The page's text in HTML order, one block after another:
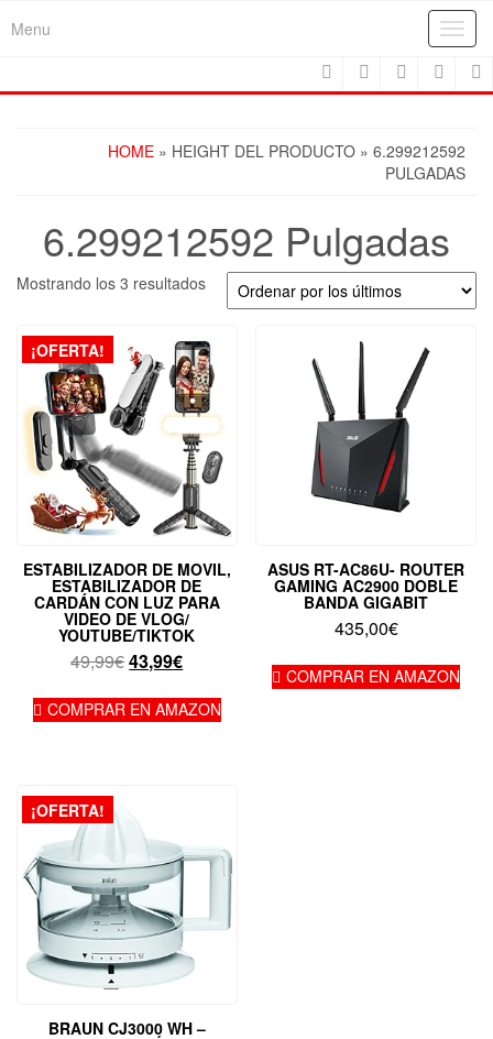
Menu
HOME » HEIGHT DEL PRODUCTO » 6.299212592
PULGADAS
6.299212592 Pulgadas
Mostrando los 3 resultadosOrdenado
por
últimos
¡OFERTA!
ESTABILIZADOR DE MOVIL,
ESTABILIZADOR DE
CARDÁN CON LUZ PARA
VIDEO DE VLOG/
YOUTUBE/TIKTOK
49,99€El
original
43,99€El
actual
COMPRAR EN AMAZON
ASUS RT-AC86U- ROUTER
GAMING AC2900 DOBLE
BANDA GIGABIT
435,00€
COMPRAR EN AMAZON
¡OFERTA!
BRAUN CJ3000 WH –